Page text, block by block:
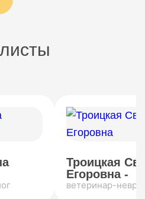
Троицкая
Егоровна -
ветеринар-